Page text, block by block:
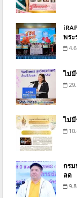
พระ
ไม่
ไม่
กรม
ลด